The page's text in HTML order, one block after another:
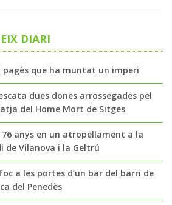
DIARI
pagès que ha muntat un imperi
dues dones arrossegades pel
del Home Mort de Sitges
anys en un atropellament a la
de Vilanova i la Geltrú
a les portes d’un bar del barri de
del Penedès